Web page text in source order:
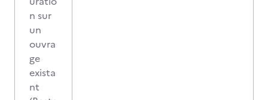
n sur
un
ouvra
ge
exista
nt